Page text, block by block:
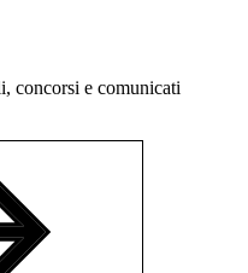
concorsi e comunicati